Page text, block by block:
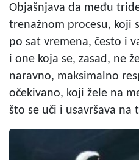
Objašnjava da među
trenažnom procesu, koji
po sat vremena, često i
i one koja se, zasad, ne
naravno, maksimalno
očekivano, koji žele na
što se uči i usavršava na